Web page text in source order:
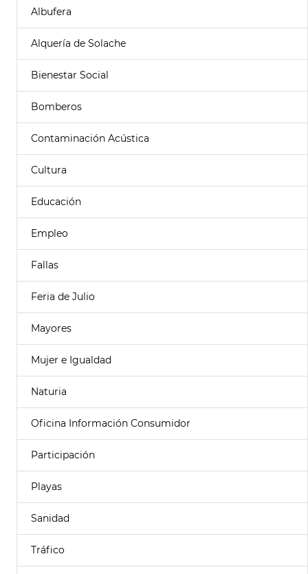
Albufera
Alquería de Solache
Bienestar Social
Bomberos
Contaminación Acústica
Cultura
Educación
Empleo
Fallas
Feria de Julio
Mayores
Mujer e Igualdad
Naturia
Oficina Información Consumidor
Participación
Playas
Sanidad
Tráfico